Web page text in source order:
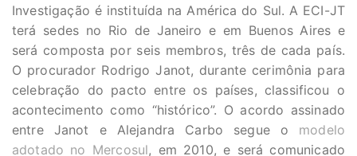
Investigação é instituída na América do Sul. A ECI-JT
terá sedes no Rio de Janeiro e em Buenos Aires e
será composta por seis membros, três de cada país.
O procurador Rodrigo Janot, durante cerimônia para
celebração do pacto entre os países, classificou o
acontecimento como “histórico”. O acordo assinado
entre Janot e Alejandra Carbo segue o modelo
adotado no Mercosul, em 2010, e será comunicado